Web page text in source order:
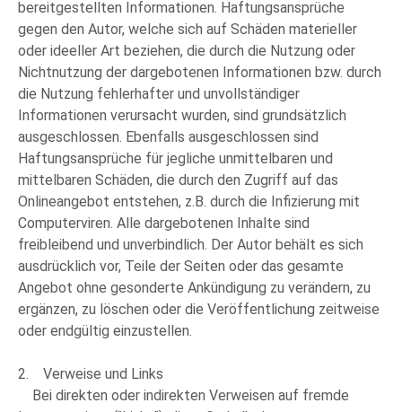
bereitgestellten Informationen. Haftungsansprüche
gegen den Autor, welche sich auf Schäden materieller
oder ideeller Art beziehen, die durch die Nutzung oder
Nichtnutzung der dargebotenen Informationen bzw. durch
die Nutzung fehlerhafter und unvollständiger
Informationen verursacht wurden, sind grundsätzlich
ausgeschlossen. Ebenfalls ausgeschlossen sind
Haftungsansprüche für jegliche unmittelbaren und
mittelbaren Schäden, die durch den Zugriff auf das
Onlineangebot entstehen, z.B. durch die Infizierung mit
Computerviren. Alle dargebotenen Inhalte sind
freibleibend und unverbindlich. Der Autor behält es sich
ausdrücklich vor, Teile der Seiten oder das gesamte
Angebot ohne gesonderte Ankündigung zu verändern, zu
ergänzen, zu löschen oder die Veröffentlichung zeitweise
oder endgültig einzustellen.
2. Verweise und Links
Bei direkten oder indirekten Verweisen auf fremde